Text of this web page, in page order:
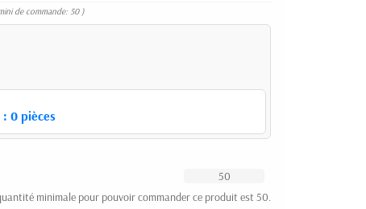
de commande: 50 )
: 0pièces
minimale pour pouvoir commander ce produit est 50.